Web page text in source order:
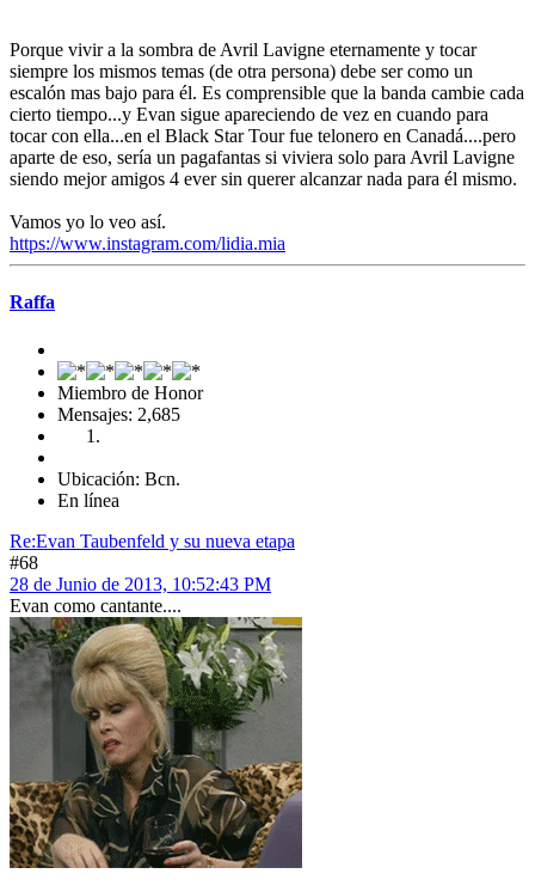
Porque vivir a la sombra de Avril Lavigne eternamente y tocar
siempre los mismos temas (de otra persona) debe ser como un
escalón mas bajo para él. Es comprensible que la banda cambie cada
cierto tiempo...y Evan sigue apareciendo de vez en cuando para
tocar con ella...en el Black Star Tour fue telonero en Canadá....pero
aparte de eso, sería un pagafantas si viviera solo para Avril Lavigne
siendo mejor amigos 4 ever sin querer alcanzar nada para él mismo.
Vamos yo lo veo así.
https://www.instagram.com/lidia.mia
Raffa
Miembro de Honor
Mensajes: 2,685
Ubicación: Bcn.
En línea
Re:Evan Taubenfeld y su nueva etapa
#68
28 de Junio de 2013, 10:52:43 PM
Evan como cantante....